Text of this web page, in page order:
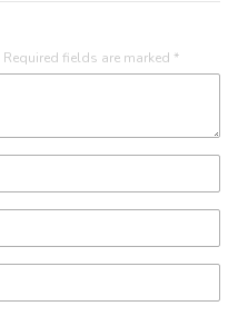
Required fields are marked *